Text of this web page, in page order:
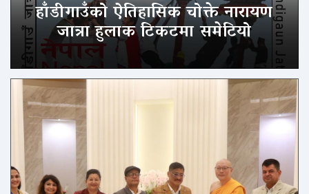
हाँडीगाउँको ऐतिहासिक चोक्ते नारायण
जात्रा हुलाक टिकटमा समेटियो